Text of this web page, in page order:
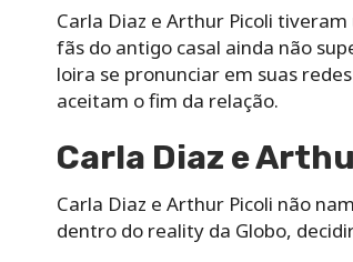
Carla Diaz e Arthur Picoli
fãs do antigo casal ainda não
loira se pronunciar em suas
aceitam o fim da relação.
Carla Diaz e
Carla Diaz e Arthur Picoli não
dentro do reality da Globo,